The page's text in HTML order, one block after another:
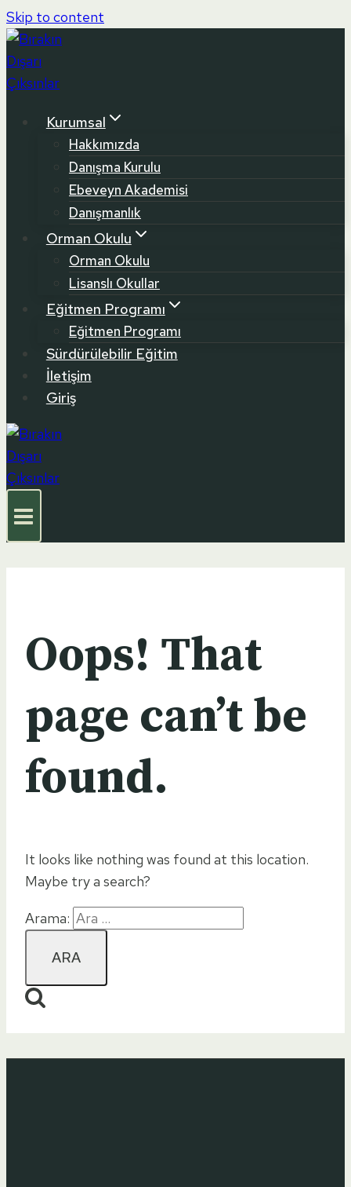
Skip to content
Kurumsal
Hakkımızda
Danışma Kurulu
Ebeveyn Akademisi
Danışmanlık
Orman Okulu
Orman Okulu
Lisanslı Okullar
Eğitmen Programı
Eğitmen Programı
Sürdürülebilir Eğitim
İletişim
Giriş
Oops! That
page can’t be
found.
It looks like nothing was found at this location.
Maybe try a search?
Arama: